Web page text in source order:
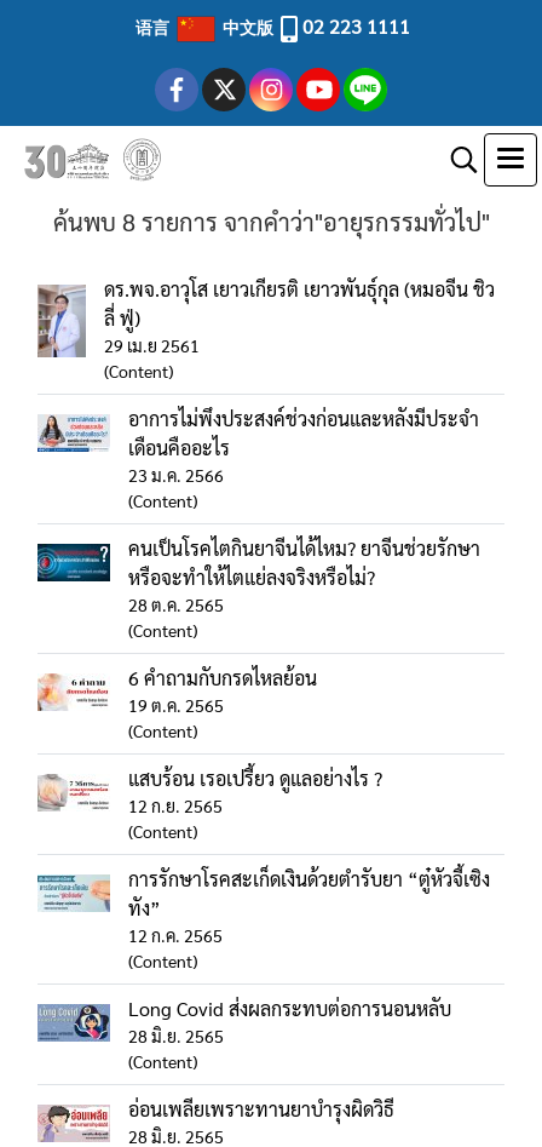
语言 中文版 02 223 1111
ค้นพบ 8 รายการ จากคำว่า"อายุรกรรมทั่วไป"
ดร.พจ.อาวุโส เยาวเกียรติ เยาวพันธุ์กุล (หมอจีน ชิว
ลี่ ฟู่)
29 เม.ย 2561
(Content)
อาการไม่พึงประสงค์ช่วงก่อนและหลังมีประจำ
เดือนคืออะไร
23 ม.ค. 2566
(Content)
คนเป็นโรคไตกินยาจีนได้ไหม? ยาจีนช่วยรักษา
หรือจะทำให้ไตแย่ลงจริงหรือไม่?
28 ต.ค. 2565
(Content)
6 คำถามกับกรดไหลย้อน
19 ต.ค. 2565
(Content)
แสบร้อน เรอเปรี้ยว ดูแลอย่างไร ?
12 ก.ย. 2565
(Content)
การรักษาโรคสะเก็ดเงินด้วยตำรับยา “ตู๋หัวจี้เซิง
ทัง”
12 ก.ค. 2565
(Content)
Long Covid ส่งผลกระทบต่อการนอนหลับ
28 มิ.ย. 2565
(Content)
อ่อนเพลียเพราะทานยาบำรุงผิดวิธี
28 มิ.ย. 2565